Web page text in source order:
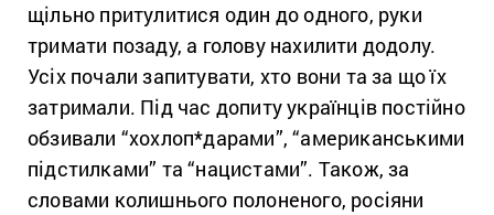
щільно притулитися один до одного, руки
тримати позаду, а голову нахилити додолу.
Усіх почали запитувати, хто вони та за що їх
затримали. Під час допиту українців постійно
обзивали “хохлоп*дарами”, “американськими
підстилками” та “нацистами”. Також, за
словами колишнього полоненого, росіяни